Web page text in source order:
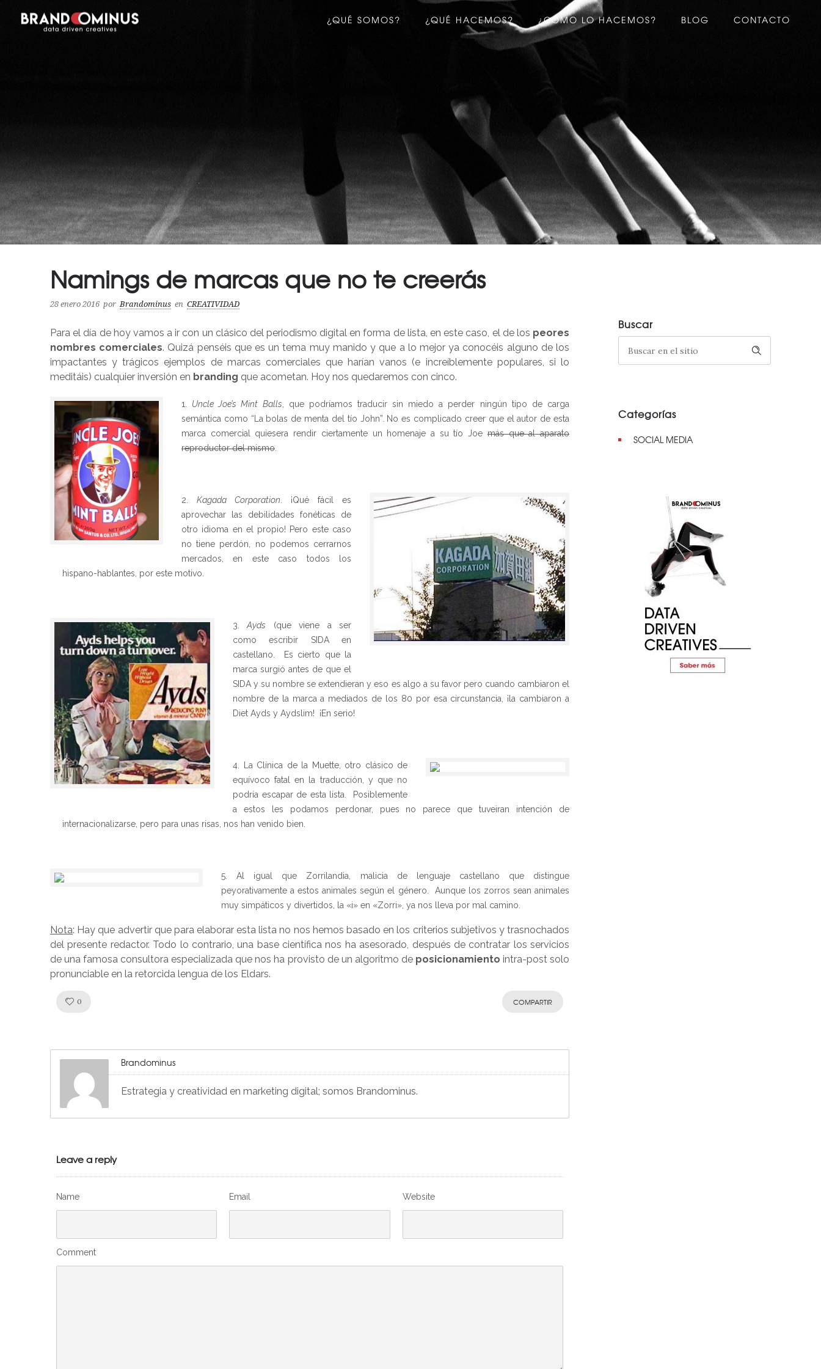
¿QUÉ SOMOS? ¿QUÉ HACEMOS? ¿CÓMO LO HACEMOS? BLOG CONTACTO
Namings de marcas que no te creerás
28 enero 2016 por Brandominus en CREATIVIDAD
Para el día de hoy vamos a ir con un clásico del periodismo digital en forma de lista, en este caso, el de los peores
nombres comerciales. Quizá penséis que es un tema muy manido y que a lo mejor ya conocéis alguno de los
impactantes y trágicos ejemplos de marcas comerciales que harían vanos (e increíblemente populares, si lo
meditáis) cualquier inversión en branding que acometan. Hoy nos quedaremos con cinco.
Uncle Joe’s Mint Balls , que podríamos traducir sin miedo a perder ningún tipo de carga
semántica como “La bolas de menta del tío John”. No es complicado creer que el autor de esta
marca comercial quiesera rendir ciertamente un homenaje a su tío Joe más que al aparato
reproductor del mismo
Kagada Corporation . ¡Qué fácil es
aprovechar las debilidades fonéticas de
otro idioma en el propio! Pero este caso
no tiene perdón, no podemos cerrarnos
mercados, en este caso todos los
hispano-hablantes, por este motivo.
Ayds (que viene a ser
como escribir SIDA en
castellano. Es cierto que la
marca surgió antes de que el
SIDA y su nombre se extendieran y eso es algo a su favor pero cuando cambiaron el
nombre de la marca a mediados de los 80 por esa circunstancia, ¡la cambiaron a
Diet Ayds y Aydslim! ¡En serio!
La Clínica de la Muette, otro clásico de
equívoco fatal en la traducción, y que no
podría escapar de esta lista. Posiblemente
a estos les podamos perdonar, pues no parece que tuveiran intención de
internacionalizarse, pero para unas risas, nos han venido bien.
Al igual que Zorrilandia, malicia de lenguaje castellano que distingue
peyorativamente a estos animales según el género. Aunque los zorros sean animales
muy simpáticos y divertidos, la «i» en «Zorri», ya nos lleva por mal camino.
Nota: Hay que advertir que para elaborar esta lista no nos hemos basado en los criterios subjetivos y trasnochados
del presente redactor. Todo lo contrario, una base científica nos ha asesorado, después de contratar los servicios
de una famosa consultora especializada que nos ha provisto de un algoritmo deposicionamiento intra-post solo
pronunciable en la retorcida lengua de los Eldars.
0 COMPARTIR
Brandominus
Estrategia y creatividad en marketing digital; somos Brandominus.
Leave a reply
Name Email Website
Comment
Buscar
Categorías
SOCIAL MEDIA